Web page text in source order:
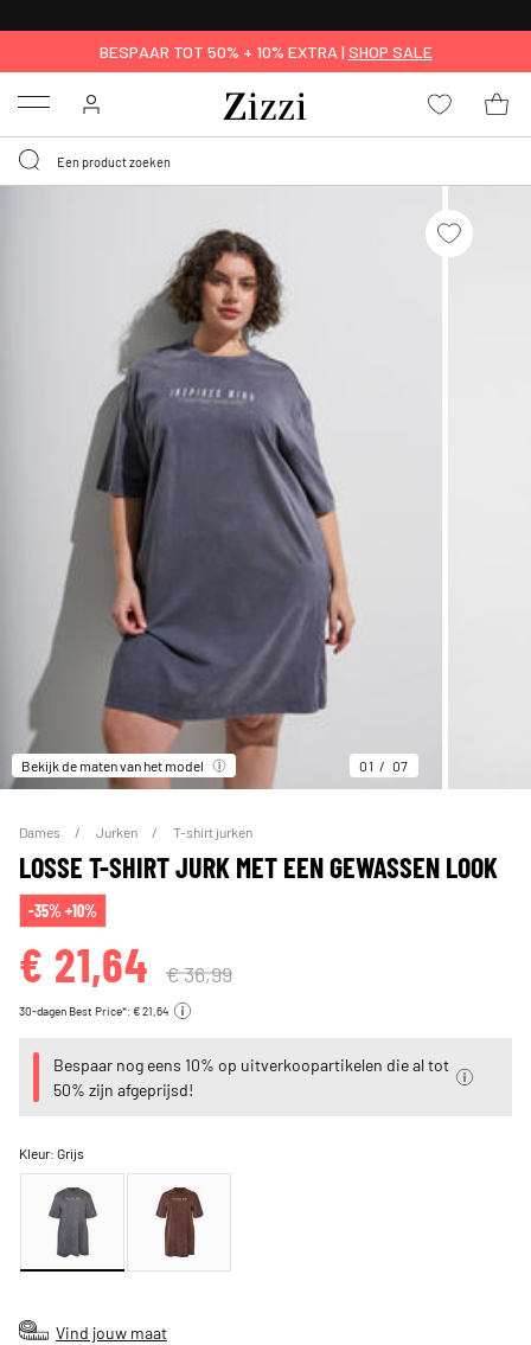
BESPAAR TOT 50% + 10% EXTRA | SHOP SALE
Menu
Bekijk de maten van het model 01 07
Dames Jurken T-shirt jurken
LOSSE T-SHIRT JURK MET EEN GEWASSEN LOOK
-35% +10%
€ 21,64 € 36,99
30-dagen Best Price*: € 21,64
Bespaar nog eens 10% op uitverkoopartikelen die al tot
50% zijn afgeprijsd!
Kleur:Grijs
Vind jouw maat